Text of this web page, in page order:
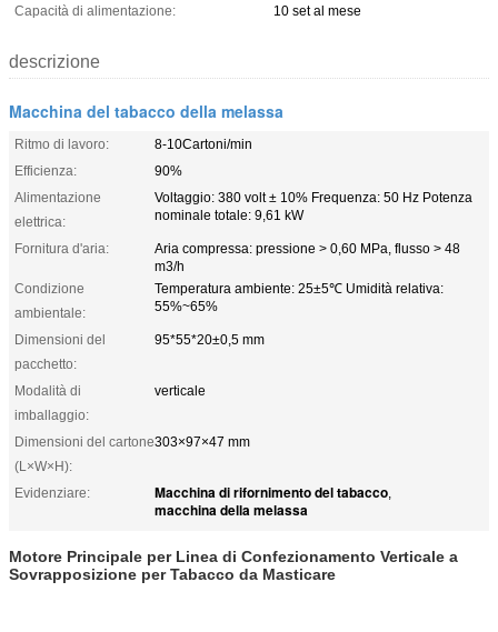
Capacità di alimentazione:
10 set al mese
descrizione
Macchina del tabacco della melassa
Ritmo di lavoro:
8-10Cartoni/min
Efficienza:
90%
Alimentazione
elettrica:
Voltaggio: 380 volt ± 10% Frequenza: 50 Hz Potenza
nominale totale: 9,61 kW
Fornitura d'aria:
Aria compressa: pressione > 0,60 MPa, flusso > 48
m3/h
Condizione
ambientale:
Temperatura ambiente: 25±5℃ Umidità relativa:
55%~65%
Dimensioni del
pacchetto:
95*55*20±0,5 mm
Modalità di
imballaggio:
verticale
Dimensioni del cartone
(L×W×H):
303×97×47 mm
Evidenziare: Macchina di rifornimento del tabacco,
macchina della melassa
Motore Principale per Linea di Confezionamento Verticale a
Sovrapposizione per Tabacco da Masticare